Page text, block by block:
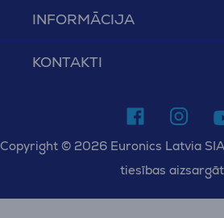
INFORMĀCIJA
KONTAKTI
Copyright © 2026 Euronics Latvia
tiesības